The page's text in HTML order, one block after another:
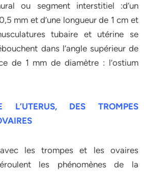
ou segment interstitiel :d’un
mm et d’une longueur de 1 cm et
tubaire et utérine se
dans l’angle supérieur de
de 1 mm de diamètre : l’ostium
L’UTERUS, DES TROMPES
avec les trompes et les ovaires
les phénomènes de la